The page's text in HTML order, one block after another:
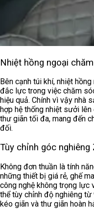
Nhiệt hồng ngoại
Bên cạnh túi khí, nhiệt
đắc lực trong việc chăm
hiệu quả. Chính vì vậy nhà
hợp hệ thống nhiệt sưởi
thư giãn tối đa, mang đến
đối.
Tùy chỉnh góc nghiêng
Không đơn thuần là tính
những thiết bị giá rẻ, ghế
công nghệ không trọng lực
thể tùy chỉnh độ nghiêng từ
kéo giãn và thư giãn hoàn